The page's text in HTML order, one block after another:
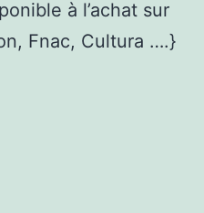
à l’achat sur
Fnac, Cultura ….}